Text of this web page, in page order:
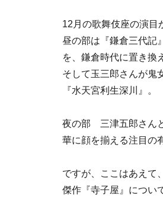
12月の歌舞伎座の演目
昼の部は『鎌倉三代記
を、鎌倉時代に置き換
そして玉三郎さんが鬼
『水天宮利生深川』。
夜の部 三津五郎さん
華に顔を揃える注目の
ですが、ここはあえて
傑作『寺子屋』につい